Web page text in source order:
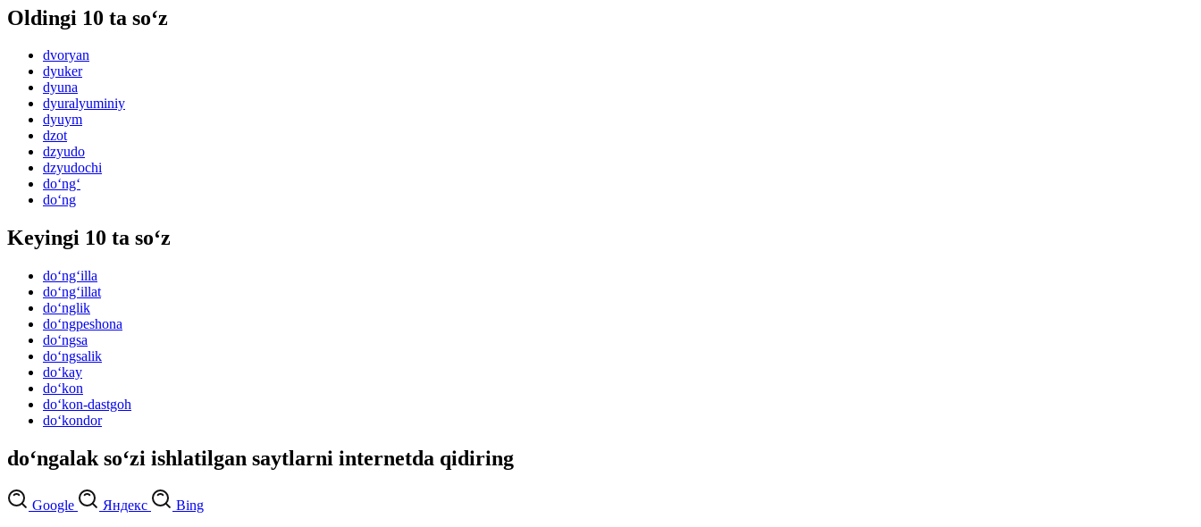
Oldingi 10 ta so‘z
dvoryan
dyuker
dyuna
dyuralyuminiy
dyuym
dzot
dzyudo
dzyudochi
do‘ng‘
do‘ng
Keyingi 10 ta so‘z
do‘ng‘illa
do‘ng‘illat
do‘nglik
do‘ngpeshona
do‘ngsa
do‘ngsalik
do‘kay
do‘kon
do‘kon-dastgoh
do‘kondor
do‘ngalak so‘zi ishlatilgan saytlarni internetda qidiring
Google Яндекс Bing